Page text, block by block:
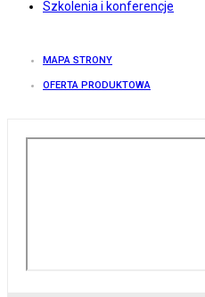
Szkolenia i konferencje
MAPA STRONY
OFERTA PRODUKTOWA